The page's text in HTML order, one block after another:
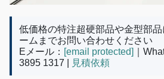
低価格の特注超硬部品や金型部
ームまでお問い合わせください
Eメール： [email protected]
｜
3895 1317 |
見積依頼